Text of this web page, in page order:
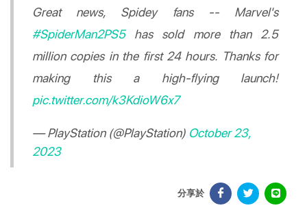
Great news, Spidey fans -- Marvel's
#SpiderMan2PS5has sold more than 2.5
million copies in the first 24 hours. Thanks for
making this a high-flying launch!
pic.twitter.com/k3KdioW6x7
— PlayStation (@PlayStation) October 23,
2023
分享於